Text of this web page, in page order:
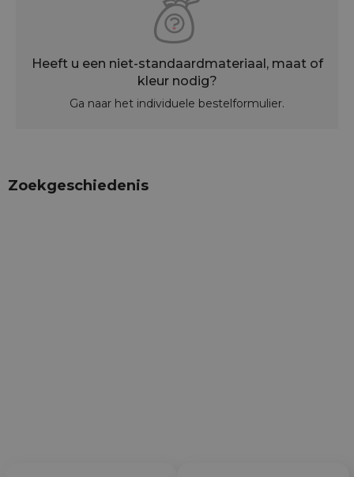
Heeft u een niet-standaardmateriaal, maat of
kleur nodig?
Ga naar het individuele bestelformulier.
Zoekgeschiedenis